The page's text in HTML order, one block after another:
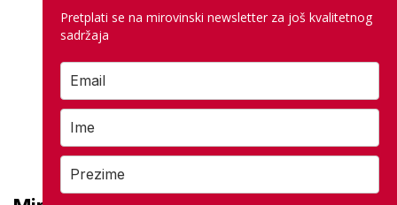
Pretplati se na mirovinski newsletter za još kvalitetnog
sadržaja